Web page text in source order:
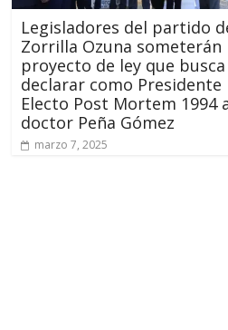
Legisladores del partido
Zorrilla Ozuna someterán
proyecto de ley que busca
declarar como Presidente
Electo Post Mortem 1994
doctor Peña Gómez
marzo 7, 2025